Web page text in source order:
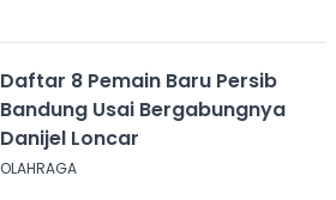
Daftar 8 Pemain Baru Persib
Bandung Usai Bergabungnya
Danijel Loncar
OLAHRAGA